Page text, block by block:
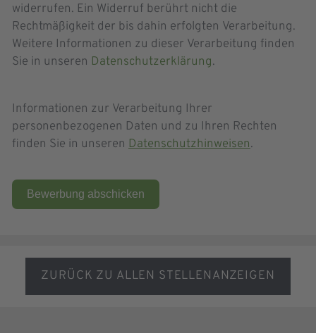
widerrufen. Ein Widerruf berührt nicht die
Rechtmäßigkeit der bis dahin erfolgten Verarbeitung.
Weitere Informationen zu dieser Verarbeitung finden
Sie in unseren Datenschutzerklärung.
Informationen zur Verarbeitung Ihrer
personenbezogenen Daten und zu Ihren Rechten
finden Sie in unseren Datenschutzhinweisen.
Bewerbung abschicken
ZURÜCK ZU ALLEN STELLENANZEIGEN